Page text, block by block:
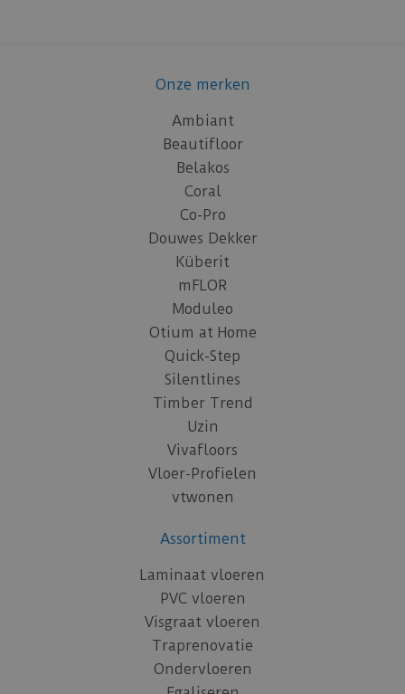
Onze merken
Ambiant
Beautifloor
Belakos
Coral
Co-Pro
Douwes Dekker
Küberit
mFLOR
Moduleo
Otium at Home
Quick-Step
Silentlines
Timber Trend
Uzin
Vivafloors
Vloer-Profielen
vtwonen
Assortiment
Laminaat vloeren
PVC vloeren
Visgraat vloeren
Traprenovatie
Ondervloeren